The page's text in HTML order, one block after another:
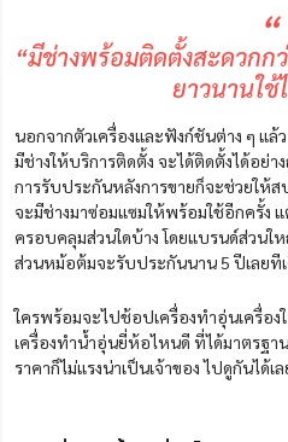
“
“มีช่างพร้อมติดตั้งสะดวกก
ยาวนานใช้
นอกจากตัวเครื่องและฟังก์ชันต่าง ๆ แล้
มีช่างให้บริการติดตั้ง จะได้ติดตั้งได้อย่
การรับประกันหลังการขายก็จะช่วยให้
จะมีช่างมาซ่อมแซมให้พร้อมใช้อีกครั้ง
ครอบคลุมส่วนใดบ้าง โดยแบรนด์ส่วน
ส่วนหม้อต้มจะรับประกันนาน 5 ปีเลยที
ใครพร้อมจะไปช้อปเครื่องทำอุ่นเครื่อง
เครื่องทําน้ำอุ่นยี่ห้อไหนดี ที่ได้มาตรฐา
ราคาก็ไม่แรงน่าเป็นเจ้าของ ไปดูกันได้เล